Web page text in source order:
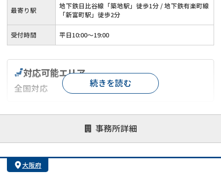
最寄り駅
地下鉄日比谷線「築地駅」徒歩1分 / 地下鉄有楽町線
「新富町駅」徒歩2分
受付時間 平日10:00～19:00
事務所詳細
対応可能エリア
全国対応
対応が親身 オンライン面談可能
レスポンスが早い
1億円以上の買取可
続きを読む
大阪府